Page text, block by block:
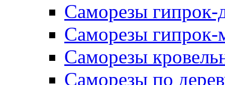
Саморезы гипрок-
Саморезы гипрок-
Саморезы
Саморезы по